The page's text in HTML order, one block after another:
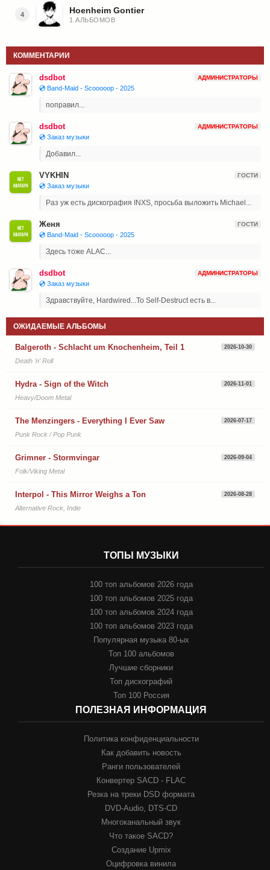
4 Hoenheim Gontier
1 АЛЬБОМОВ
КОММЕНТАРИИ
dsdbot АДМИНИСТРАТОРЫ
💿 Band-Maid - Scooooop - 2025
поправил...
dsdbot АДМИНИСТРАТОРЫ
💿 Заказ музыки
Добавил...
VYKHIN ГОСТИ
💿 Заказ музыки
Раз уж есть дискография INXS, просьба выложить Michael...
Женя ГОСТИ
💿 Band-Maid - Scooooop - 2025
Здесь тоже ALAC...
dsdbot АДМИНИСТРАТОРЫ
💿 Заказ музыки
Здравствуйте, Hardwired...To Self-Destruct есть в...
ОЖИДАЕМЫЕ АЛЬБОМЫ
Balgeroth - Schlacht um Knochenheim, Teil 1 2026-10-30
Death 'n' Roll
Hydra - Sign of the Witch 2026-11-01
Heavy/Doom Metal
The Menzingers - Everything I Ever Saw 2026-07-17
Punk Rock / Pop Punk
Grimner - Stormvingar 2026-09-04
Folk/Viking Metal
Interpol - This Mirror Weighs a Ton 2026-08-28
Alternative Rock, Indie
ТОПЫ МУЗЫКИ
100 топ альбомов 2026 года
100 топ альбомов 2025 года
100 топ альбомов 2024 года
100 топ альбомов 2023 года
Популярная музыка 80-ых
Топ 100 альбомов
Лучшие сборники
Топ дискографий
Топ 100 Россия
ПОЛЕЗНАЯ ИНФОРМАЦИЯ
Политика конфиденциальности
Как добавить новость
Ранги пользователей
Конвертер SACD - FLAC
Резка на треки DSD формата
DVD-Audio, DTS-CD
Многоканальный звук
Что такое SACD?
Создание Upmix
Оцифровка винила